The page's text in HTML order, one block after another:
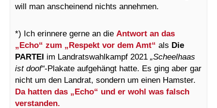
will man anscheinend nichts annehmen.
*) Ich erinnere gerne an die Antwort an das
„Echo“ zum „Respekt vor dem Amt“ als Die
PARTEI im Landratswahlkampf 2021 „Scheelhaas
ist doof“-Plakate aufgehängt hatte. Es ging aber gar
nicht um den Landrat, sondern um einen Hamster.
Da hatten das „Echo“ und er wohl was falsch
verstanden.